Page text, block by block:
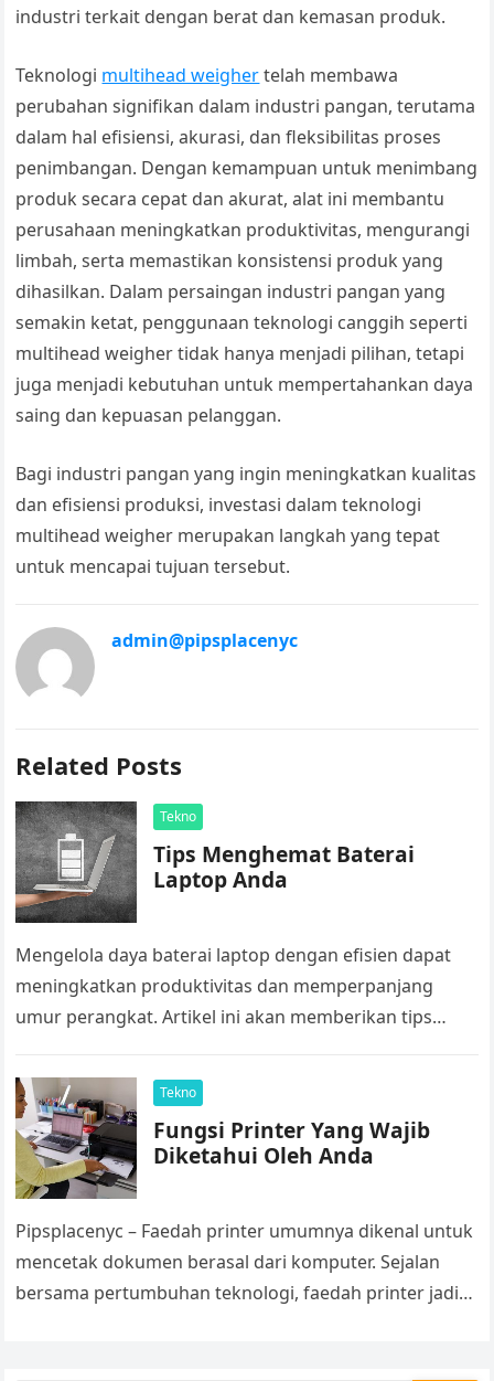
industri terkait dengan berat dan kemasan produk.
Teknologi multihead weighertelah membawa
perubahan signifikan dalam industri pangan, terutama
dalam hal efisiensi, akurasi, dan fleksibilitas proses
penimbangan. Dengan kemampuan untuk menimbang
produk secara cepat dan akurat, alat ini membantu
perusahaan meningkatkan produktivitas, mengurangi
limbah, serta memastikan konsistensi produk yang
dihasilkan. Dalam persaingan industri pangan yang
semakin ketat, penggunaan teknologi canggih seperti
multihead weigher tidak hanya menjadi pilihan, tetapi
juga menjadi kebutuhan untuk mempertahankan daya
saing dan kepuasan pelanggan.
Bagi industri pangan yang ingin meningkatkan kualitas
dan efisiensi produksi, investasi dalam teknologi
multihead weigher merupakan langkah yang tepat
untuk mencapai tujuan tersebut.
admin@pipsplacenyc
Related Posts
Tekno
Tips Menghemat Baterai
Laptop Anda
Mengelola daya baterai laptop dengan efisien dapat
meningkatkan produktivitas dan memperpanjang
umur perangkat. Artikel ini akan memberikan tips
1. Sesuaikan…
Tekno
Fungsi Printer Yang Wajib
Diketahui Oleh Anda
Pipsplacenyc – Faedah printer umumnya dikenal untuk
mencetak dokumen berasal dari komputer. Sejalan
bersama pertumbuhan teknologi, faedah printer jadi